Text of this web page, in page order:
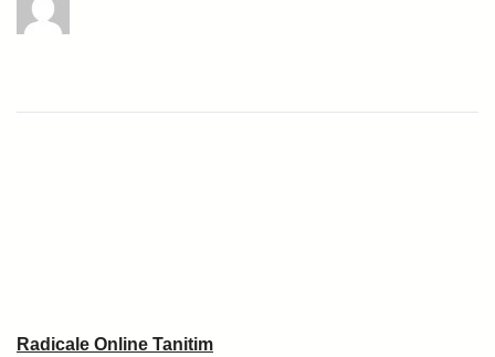
Radicale Online Tanitim